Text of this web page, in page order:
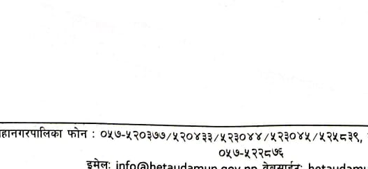
आ.व. २०८२/०८३ को वार्षिक बजेट,